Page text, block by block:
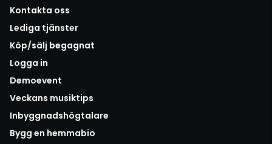
Kontakta oss
Lediga tjänster
Köp/sälj begagnat
Logga in
Demoevent
Veckans musiktips
Inbyggnadshögtalare
Bygg en hemmabio